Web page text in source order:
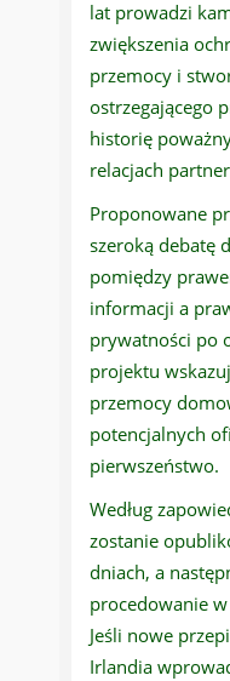
lat prowadzi
zwiększenia
przemocy i
ostrzegającego
historię
relacjach
Proponowane
szeroką debatę
pomiędzy
informacji a
prywatności po
projektu
przemocy
potencjalnych
pierwszeństwo.
Według
zostanie
dniach, a
procedowanie
Jeśli nowe
Irlandia